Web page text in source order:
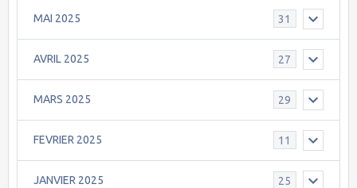
MAI 2025 31
AVRIL 2025 27
MARS 2025 29
FEVRIER 2025 11
JANVIER 2025 25